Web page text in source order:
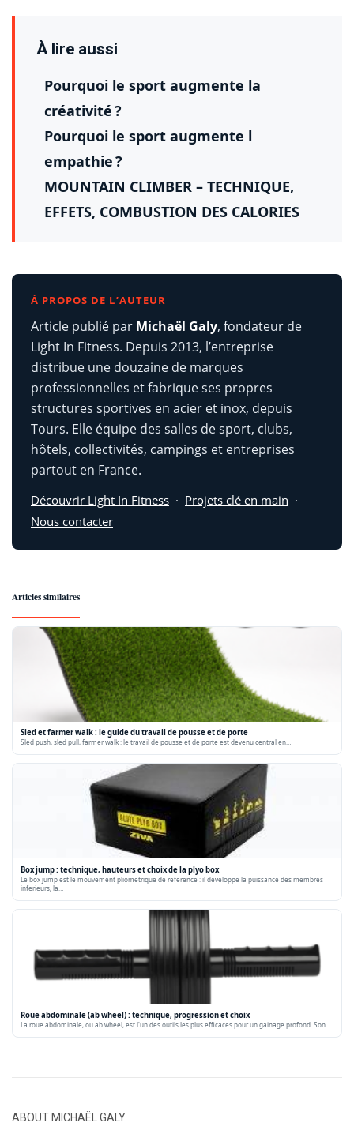
À lire aussi
Pourquoi le sport augmente la
créativité ?
Pourquoi le sport augmente l
empathie ?
MOUNTAIN CLIMBER – TECHNIQUE,
EFFETS, COMBUSTION DES CALORIES
À PROPOS DE L’AUTEUR
Article publié par Michaël Galy, fondateur de
Light In Fitness. Depuis 2013, l’entreprise
distribue une douzaine de marques
professionnelles et fabrique ses propres
structures sportives en acier et inox, depuis
Tours. Elle équipe des salles de sport, clubs,
hôtels, collectivités, campings et entreprises
partout en France.
Découvrir Light In Fitness · Projets clé en main ·
Nous contacter
Articles similaires
Sled et farmer walk : le guide du travail de pousse et de porte
Sled push, sled pull, farmer walk : le travail de pousse et de porte est devenu central en…
Box jump : technique, hauteurs et choix de la plyo box
Le box jump est le mouvement pliometrique de reference : il developpe la puissance des membres
inferieurs, la…
Roue abdominale (ab wheel) : technique, progression et choix
La roue abdominale, ou ab wheel, est l'un des outils les plus efficaces pour un gainage profond. Son…
ABOUT MICHAËL GALY